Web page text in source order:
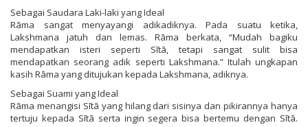
Sebagai Saudara Laki-laki yang Ideal
Rāma sangat menyayangi adikadiknya. Pada suatu ketika,
Lakshmana jatuh dan lemas. Rāma berkata, “Mudah bagiku
mendapatkan isteri seperti Sītā, tetapi sangat sulit bisa
mendapatkan seorang adik seperti Lakshmana.” Itulah ungkapan
kasih Rāma yang ditujukan kepada Lakshmana, adiknya.
Sebagai Suami yang Ideal
Rāma menangisi Sītā yang hilang dari sisinya dan pikirannya hanya
tertuju kepada Sītā serta ingin segera bisa bertemu dengan Sītā.